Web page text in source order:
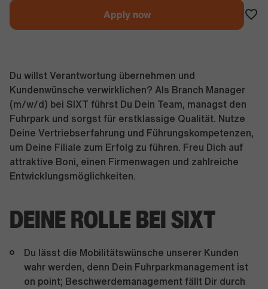
Apply now
Du willst Verantwortung übernehmen und
Kundenwünsche verwirklichen? Als Branch Manager
(m/w/d) bei SIXT führst Du Dein Team, managst den
Fuhrpark und sorgst für erstklassige Qualität. Nutze
Deine Vertriebserfahrung und Führungskompetenzen,
um Deine Filiale zum Erfolg zu führen. Freu Dich auf
attraktive Boni, einen Firmenwagen und zahlreiche
Entwicklungsmöglichkeiten.
DEINE ROLLE BEI SIXT
Du lässt die Mobilitätswünsche unserer Kunden
wahr werden, denn Dein Fuhrparkmanagement ist
on point; Beschwerdemanagement fällt Dir durch